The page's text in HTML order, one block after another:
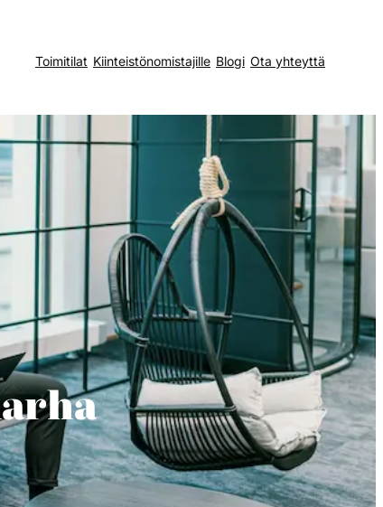
Toimitilat Kiinteistönomistajille Blogi Ota yhteyttä